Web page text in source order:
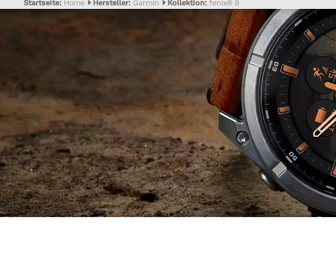
Startseite: Home Hersteller: Garmin Kollektion:fenix® 8